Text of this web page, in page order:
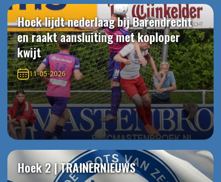
Hoek lijdt nederlaag bij Barendrecht
en raakt aansluiting met koploper
kwijt
11-05-2026
Hoek 2 | TRAINERNIEUWS